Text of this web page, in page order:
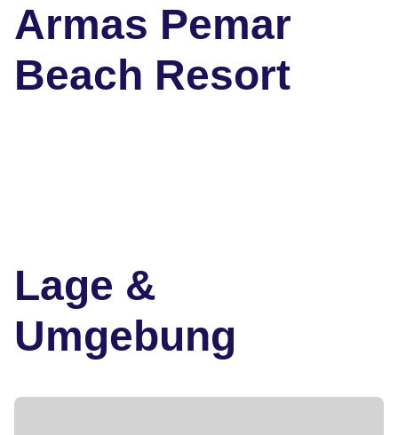
Armas Pemar
Beach Resort
Lage &
Umgebung